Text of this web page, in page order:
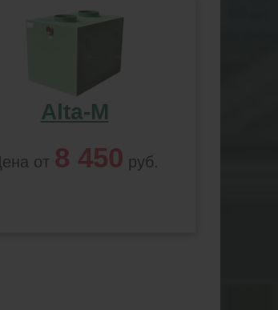
Alta-M
от 8 450 руб.